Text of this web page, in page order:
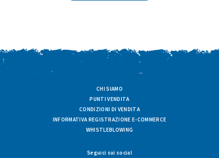
CHI SIAMO
PUNTI VENDITA
CONDIZIONI DI VENDITA
INFORMATIVA REGISTRAZIONE E-COMMERCE
WHISTLEBLOWING
Seguici sui social